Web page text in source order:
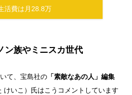
活費は月28.8万
ン族やミニスカ世代
て、宝島社の 「素敵なあの人」編集
けいこ）氏はこうコメントしています